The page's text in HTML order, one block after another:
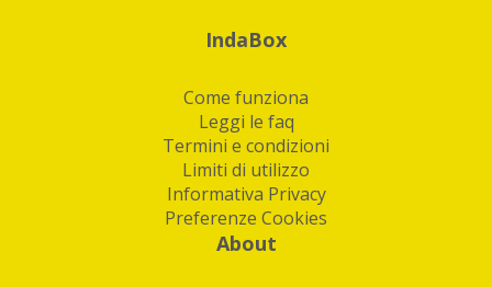
IndaBox
Come funziona
Leggi le faq
Termini e condizioni
Limiti di utilizzo
Informativa Privacy
Preferenze Cookies
About